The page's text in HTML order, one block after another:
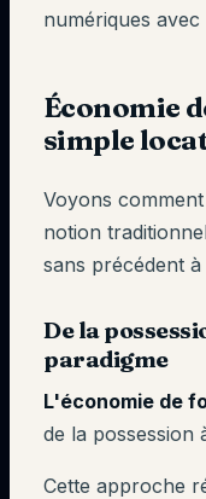
numériques avec
Économie
simple
Voyons comment
notion
sans précédent
De la
paradigme
L'économie de
de la possession
Cette approche